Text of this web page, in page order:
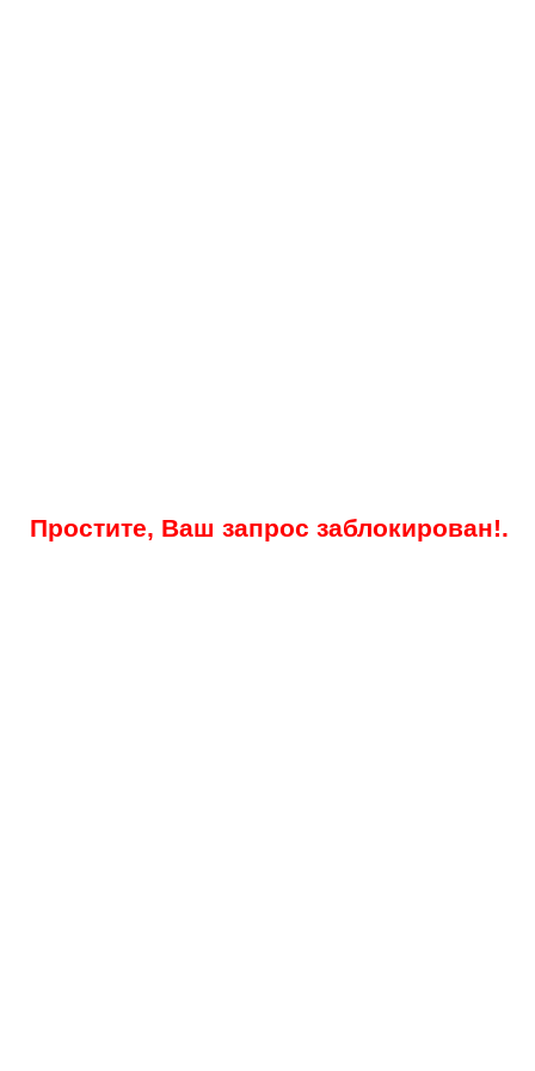
Простите, Ваш запрос заблокирован!.